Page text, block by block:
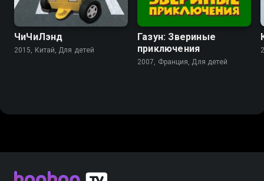
7.7
ЧиЧиЛэнд
2015, Китай, Для детей
7.2 6.6
Газун: Звериные
приключения
2007, Франция, Для детей